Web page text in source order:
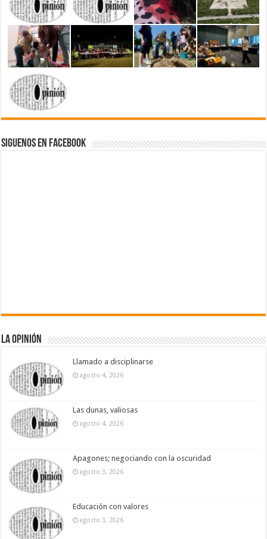
Siguenos en Facebook
La Opinión
Llamado a disciplinarse
agosto 4, 2026
Las dunas, valiosas
agosto 4, 2026
Apagones; negociando con la oscuridad
agosto 3, 2026
Educación con valores
agosto 3, 2026